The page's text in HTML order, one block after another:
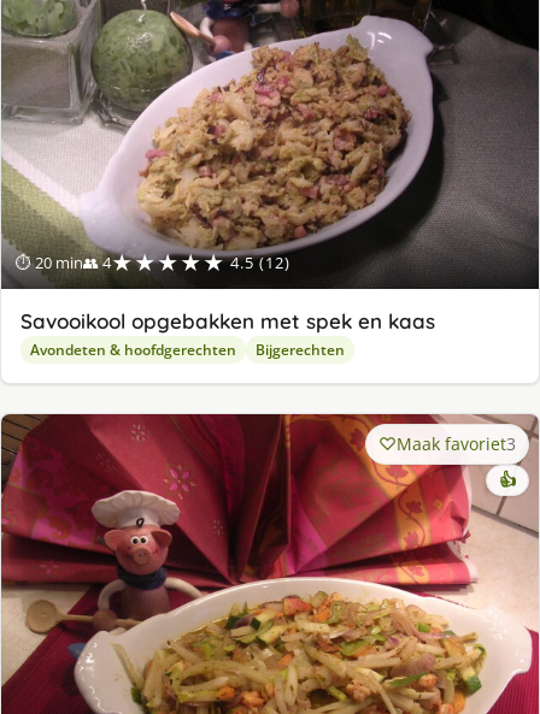
⏱ 20 min👥 4★★★★★ 4.5 (12)
Savooikool opgebakken met spek en kaas
Avondeten & hoofdgerechten Bijgerechten
Maak favoriet3
👍